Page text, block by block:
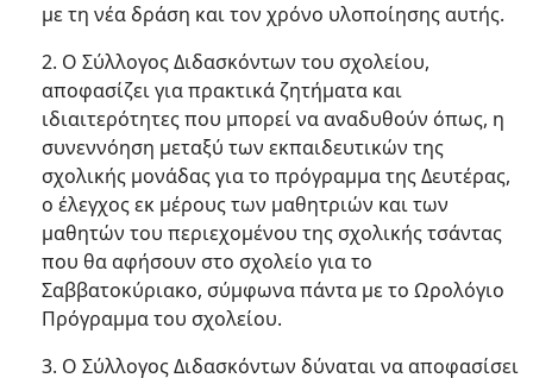
με τη νέα δράση και τον χρόνο υλοποίησης αυτής.
2. Ο Σύλλογος Διδασκόντων του σχολείου,
αποφασίζει για πρακτικά ζητήματα και
ιδιαιτερότητες που μπορεί να αναδυθούν όπως, η
συνεννόηση μεταξύ των εκπαιδευτικών της
σχολικής μονάδας για το πρόγραμμα της Δευτέρας,
ο έλεγχος εκ μέρους των μαθητριών και των
μαθητών του περιεχομένου της σχολικής τσάντας
που θα αφήσουν στο σχολείο για το
Σαββατοκύριακο, σύμφωνα πάντα με το Ωρολόγιο
Πρόγραμμα του σχολείου.
3. Ο Σύλλογος Διδασκόντων δύναται να αποφασίσει